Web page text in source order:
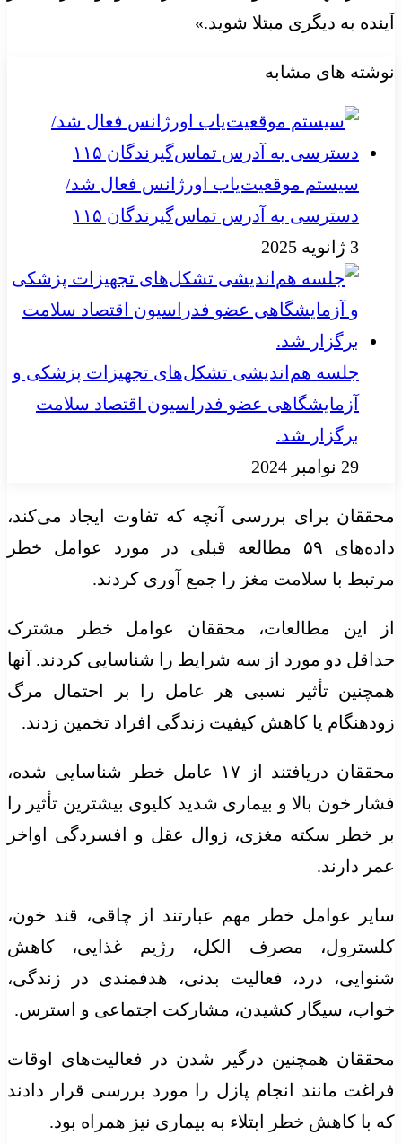
آینده به دیگری مبتلا شوید.»
نوشته های مشابه
سیستم موقعیت‌یاب اورژانس فعال شد/
دسترسی به آدرس تماس‌گیرندگان ۱۱۵
3 ژانویه 2025
جلسه هم‌اندیشی تشکل‌های تجهیزات پزشکی و
آزمایشگاهی عضو فدراسیون اقتصاد سلامت
برگزار شد.
29 نوامبر 2024
محققان برای بررسی آنچه که تفاوت ایجاد می‌کند،
داده‌های ۵۹ مطالعه قبلی در مورد عوامل خطر
مرتبط با سلامت مغز را جمع آوری کردند.
از این مطالعات، محققان عوامل خطر مشترک
حداقل دو مورد از سه شرایط را شناسایی کردند. آنها
همچنین تأثیر نسبی هر عامل را بر احتمال مرگ
زودهنگام یا کاهش کیفیت زندگی افراد تخمین زدند.
محققان دریافتند از ۱۷ عامل خطر شناسایی شده،
فشار خون بالا و بیماری شدید کلیوی بیشترین تأثیر را
بر خطر سکته مغزی، زوال عقل و افسردگی اواخر
عمر دارند.
سایر عوامل خطر مهم عبارتند از چاقی، قند خون،
کلسترول، مصرف الکل، رژیم غذایی، کاهش
شنوایی، درد، فعالیت بدنی، هدفمندی در زندگی،
خواب، سیگار کشیدن، مشارکت اجتماعی و استرس.
محققان همچنین درگیر شدن در فعالیت‌های اوقات
فراغت مانند انجام پازل را مورد بررسی قرار دادند
که با کاهش خطر ابتلاء به بیماری نیز همراه بود.